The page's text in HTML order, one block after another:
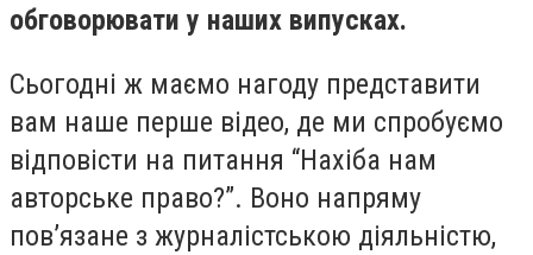
обговорювати у наших випусках.
Сьогодні ж маємо нагоду представити
вам наше перше відео, де ми спробуємо
відповісти на питання “Нахіба нам
авторське право?”. Воно напряму
пов’язане з журналістською діяльністю,